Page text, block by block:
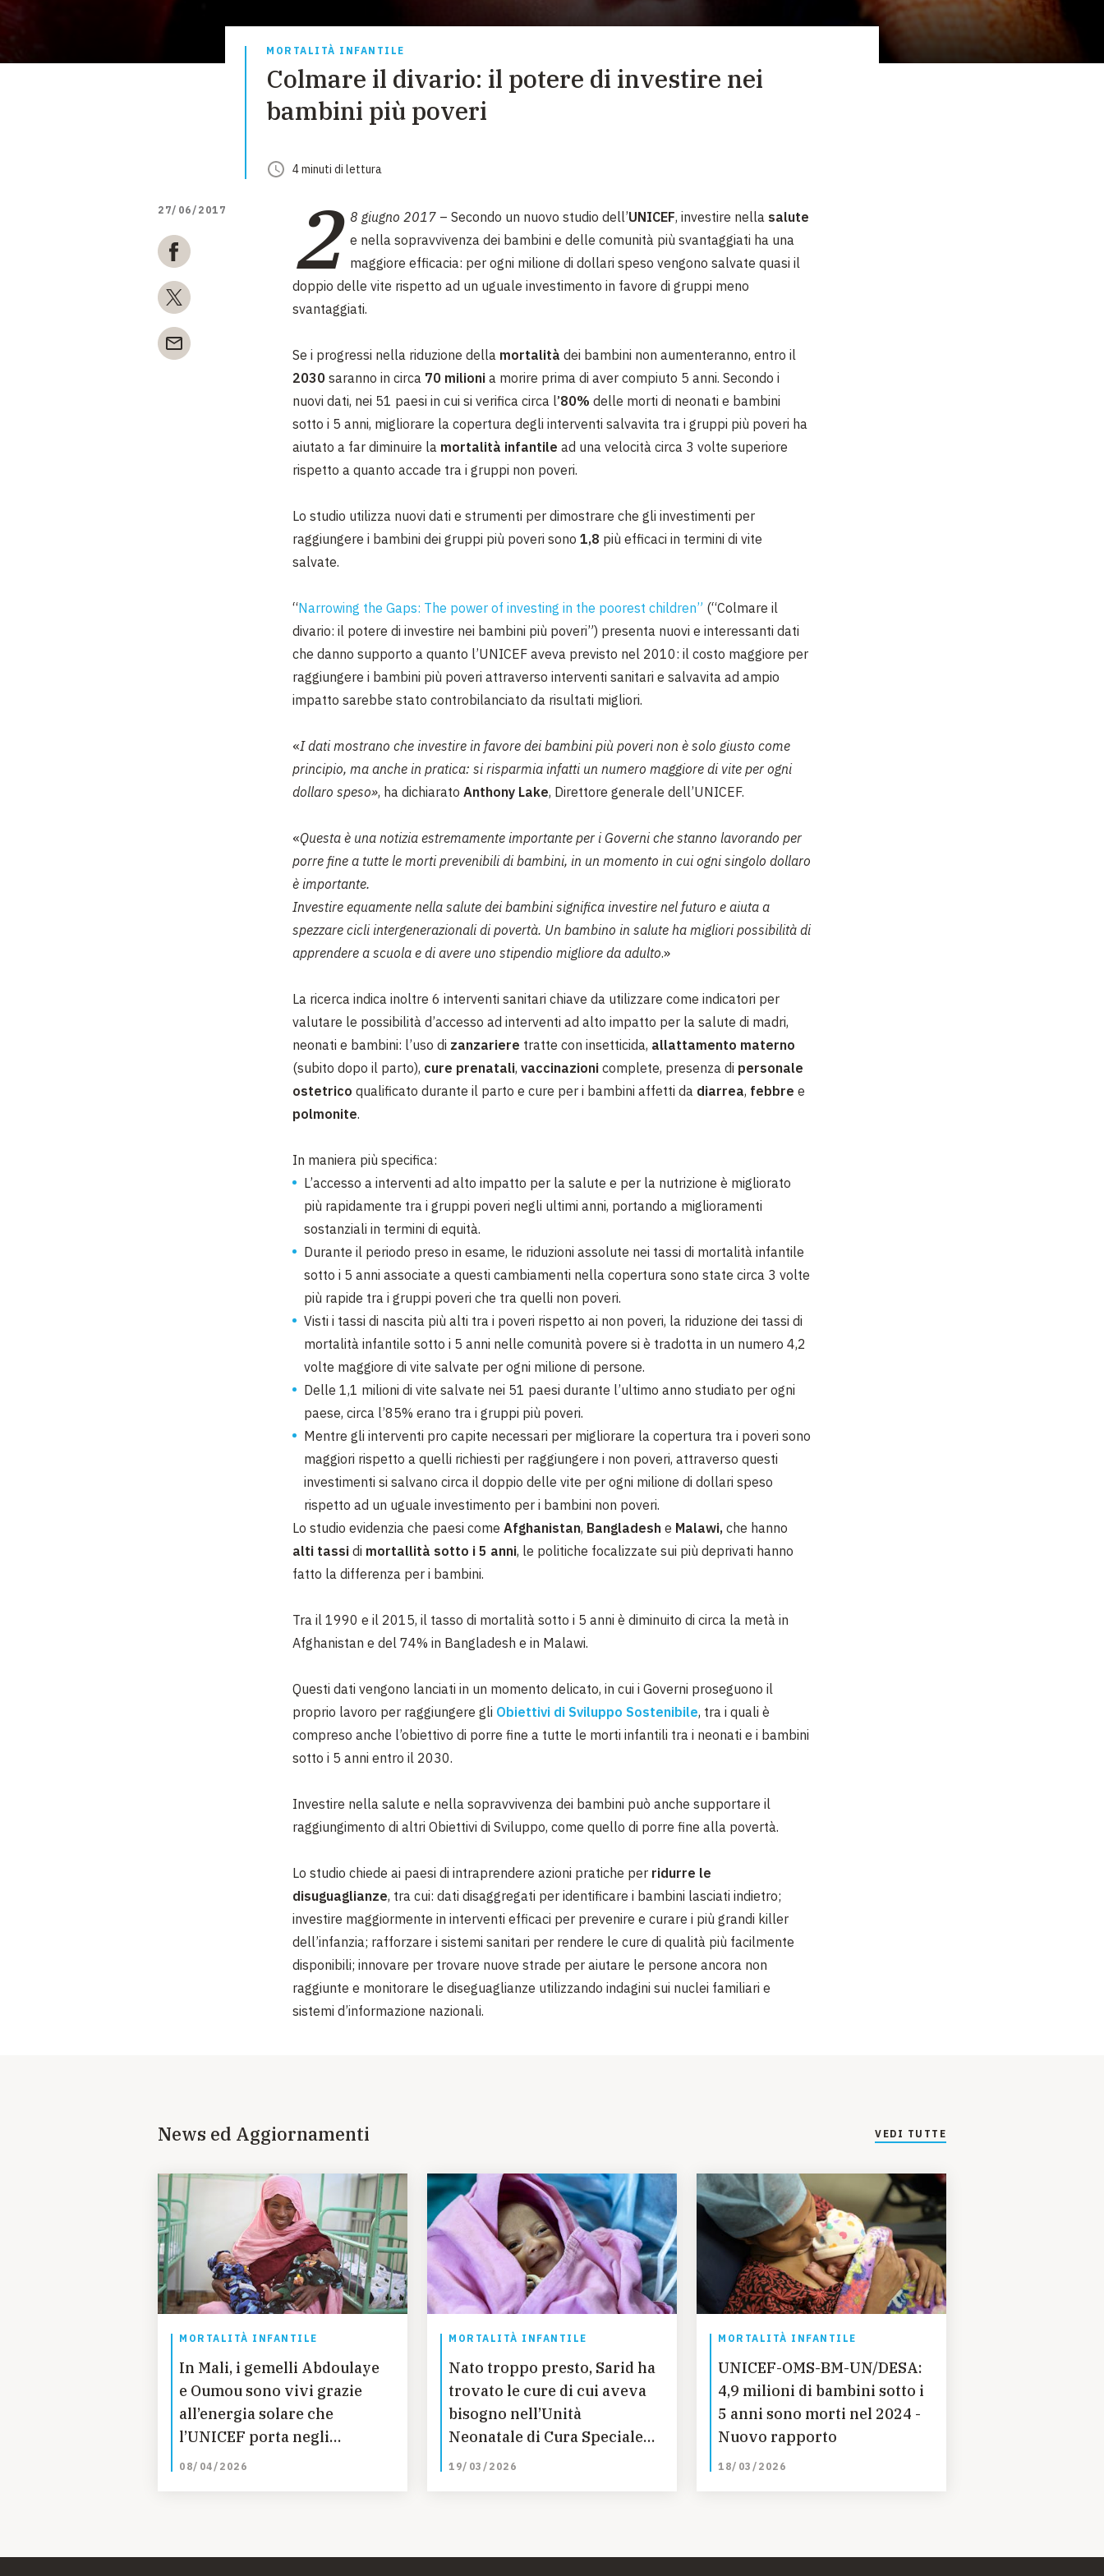
DIVERSI MODI PER DONARE. SCEGLI IL PIÙ
MORTALITÀ INFANTILE
Colmare il divario: il potere di investire nei
bambini più poveri
4minuti di lettura
27/06/2017 2 8 giugno 2017 – Secondo un nuovo studio dell’UNICEF, investire nella salute
e nella sopravvivenza dei bambini e delle comunità più svantaggiati ha una
maggiore efficacia: per ogni milione di dollari speso vengono salvate quasi il
doppio delle vite rispetto ad un uguale investimento in favore di gruppi meno
svantaggiati.
Se i progressi nella riduzione della mortalità dei bambini non aumenteranno, entro il
2030 saranno in circa 70 milioni a morire prima di aver compiuto 5 anni. Secondo i
nuovi dati, nei 51 paesi in cui si verifica circa l’80% delle morti di neonati e bambini
sotto i 5 anni, migliorare la copertura degli interventi salvavita tra i gruppi più poveri ha
aiutato a far diminuire la mortalità infantile ad una velocità circa 3 volte superiore
rispetto a quanto accade tra i gruppi non poveri.
Lo studio utilizza nuovi dati e strumenti per dimostrare che gli investimenti per
raggiungere i bambini dei gruppi più poveri sono 1,8 più efficaci in termini di vite
salvate.
“Narrowing the Gaps: The power of investing in the poorest children” (“Colmare il
divario: il potere di investire nei bambini più poveri”) presenta nuovi e interessanti dati
che danno supporto a quanto l’UNICEF aveva previsto nel 2010: il costo maggiore per
raggiungere i bambini più poveri attraverso interventi sanitari e salvavita ad ampio
impatto sarebbe stato controbilanciato da risultati migliori.
«I dati mostrano che investire in favore dei bambini più poveri non è solo giusto come
principio, ma anche in pratica: si risparmia infatti un numero maggiore di vite per ogni
dollaro speso», ha dichiarato Anthony Lake, Direttore generale dell’UNICEF.
«Questa è una notizia estremamente importante per i Governi che stanno lavorando per
porre fine a tutte le morti prevenibili di bambini, in un momento in cui ogni singolo dollaro
è importante.
Investire equamente nella salute dei bambini significa investire nel futuro e aiuta a
spezzare cicli intergenerazionali di povertà. Un bambino in salute ha migliori possibilità di
apprendere a scuola e di avere uno stipendio migliore da adulto.»
La ricerca indica inoltre 6 interventi sanitari chiave da utilizzare come indicatori per
valutare le possibilità d’accesso ad interventi ad alto impatto per la salute di madri,
neonati e bambini: l’uso di zanzariere tratte con insetticida, allattamento materno
(subito dopo il parto), cure prenatali, vaccinazioni complete, presenza di personale
ostetrico qualificato durante il parto e cure per i bambini affetti da diarrea, febbre e
polmonite.
In maniera più specifica:
L’accesso a interventi ad alto impatto per la salute e per la nutrizione è migliorato
più rapidamente tra i gruppi poveri negli ultimi anni, portando a miglioramenti
sostanziali in termini di equità.
Durante il periodo preso in esame, le riduzioni assolute nei tassi di mortalità infantile
sotto i 5 anni associate a questi cambiamenti nella copertura sono state circa 3 volte
più rapide tra i gruppi poveri che tra quelli non poveri.
Visti i tassi di nascita più alti tra i poveri rispetto ai non poveri, la riduzione dei tassi di
mortalità infantile sotto i 5 anni nelle comunità povere si è tradotta in un numero 4,2
volte maggiore di vite salvate per ogni milione di persone.
Delle 1,1 milioni di vite salvate nei 51 paesi durante l’ultimo anno studiato per ogni
paese, circa l’85% erano tra i gruppi più poveri.
Mentre gli interventi pro capite necessari per migliorare la copertura tra i poveri sono
maggiori rispetto a quelli richiesti per raggiungere i non poveri, attraverso questi
investimenti si salvano circa il doppio delle vite per ogni milione di dollari speso
rispetto ad un uguale investimento per i bambini non poveri.
Lo studio evidenzia che paesi come Afghanistan, Bangladesh e Malawi, che hanno
alti tassi di mortallità sotto i 5 anni, le politiche focalizzate sui più deprivati hanno
fatto la differenza per i bambini.
Tra il 1990 e il 2015, il tasso di mortalità sotto i 5 anni è diminuito di circa la metà in
Afghanistan e del 74% in Bangladesh e in Malawi.
Questi dati vengono lanciati in un momento delicato, in cui i Governi proseguono il
proprio lavoro per raggiungere gli Obiettivi di Sviluppo Sostenibile, tra i quali è
compreso anche l’obiettivo di porre fine a tutte le morti infantili tra i neonati e i bambini
sotto i 5 anni entro il 2030.
Investire nella salute e nella sopravvivenza dei bambini può anche supportare il
raggiungimento di altri Obiettivi di Sviluppo, come quello di porre fine alla povertà.
Lo studio chiede ai paesi di intraprendere azioni pratiche per ridurre le
disuguaglianze, tra cui: dati disaggregati per identificare i bambini lasciati indietro;
investire maggiormente in interventi efficaci per prevenire e curare i più grandi killer
dell’infanzia; rafforzare i sistemi sanitari per rendere le cure di qualità più facilmente
disponibili; innovare per trovare nuove strade per aiutare le persone ancora non
raggiunte e monitorare le diseguaglianze utilizzando indagini sui nuclei familiari e
sistemi d’informazione nazionali.
News ed Aggiornamenti VEDI TUTTE
MORTALITÀ INFANTILE
In Mali, i gemelli Abdoulaye
e Oumou sono vivi grazie
all’energia solare che
l’UNICEF porta negli
ospedali
08/04/2026
MORTALITÀ INFANTILE
Nato troppo presto, Sarid ha
trovato le cure di cui aveva
bisogno nell’Unità
Neonatale di Cura Speciale
supportata dall’UNICEF a
19/03/2026
MORTALITÀ INFANTILE
UNICEF-OMS-BM-UN/DESA:
4,9 milioni di bambini sotto i
5 anni sono morti nel 2024 -
Nuovo rapporto
18/03/2026